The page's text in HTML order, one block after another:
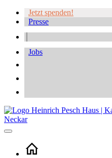
Jetzt spenden!
Presse
Jobs